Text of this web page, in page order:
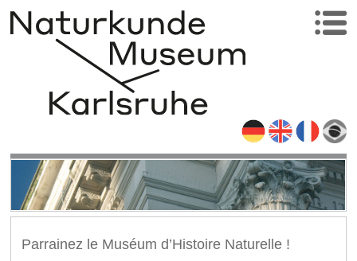
Parrainez le Muséum d’Histoire Naturelle !